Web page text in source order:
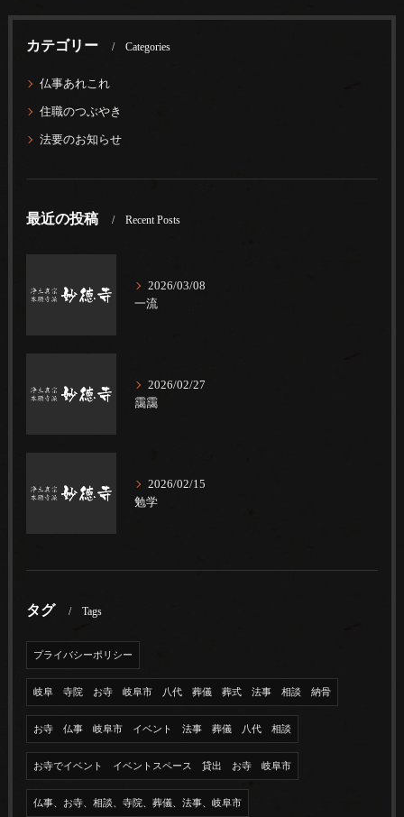
カテゴリー Categories
仏事あれこれ
住職のつぶやき
法要のお知らせ
最近の投稿 Recent Posts
2026/03/08
一流
2026/02/27
靄靄
2026/02/15
勉学
タグ Tags
プライバシーポリシー
岐阜 寺院 お寺 岐阜市 八代 葬儀 葬式 法事 相談 納骨
お寺 仏事 岐阜市 イベント 法事 葬儀 八代 相談
お寺でイベント イベントスペース 貸出 お寺 岐阜市
仏事、お寺、相談、寺院、葬儀、法事、岐阜市